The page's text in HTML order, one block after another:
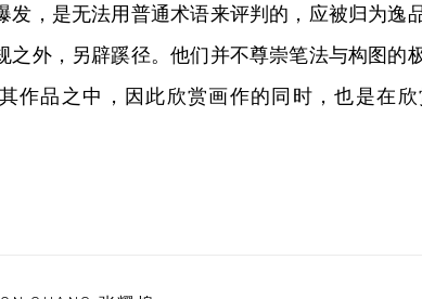
发，是无法用普通术语来评判的，应被归为
之外，另辟蹊径。他们并不尊崇笔法与构图
作品之中，因此欣赏画作的同时，也是在